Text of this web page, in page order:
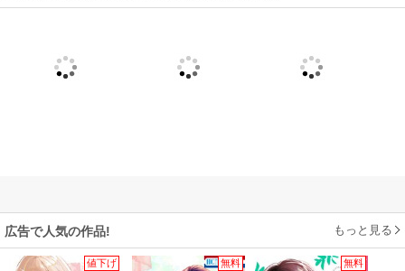
広告で人気の作品! もっと見る
値下げ 無料 無料